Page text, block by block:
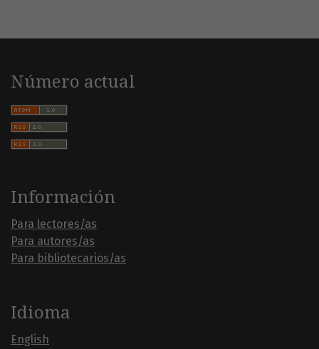
Número actual
Información
Para lectores/as
Para autores/as
Para bibliotecarios/as
Idioma
English